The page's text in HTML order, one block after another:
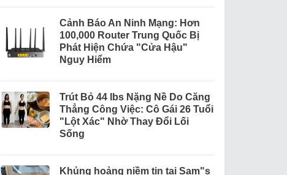
Cảnh Báo An Ninh Mạng: Hơn
100,000 Router Trung Quốc Bị
Phát Hiện Chứa "Cửa Hậu"
Nguy Hiểm
Trút Bỏ 44 lbs Nặng Nề Do Căng
Thẳng Công Việc: Cô Gái 26 Tuổi
"Lột Xác" Nhờ Thay Đổi Lối
Sống
Khủng hoảng niềm tin tại Sam"s